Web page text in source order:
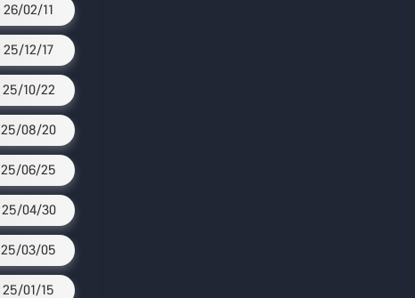
26/02/11
25/12/17
25/10/22
25/08/20
25/06/25
25/04/30
25/03/05
25/01/15